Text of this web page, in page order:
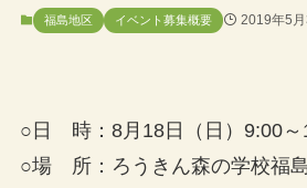
福島地区 イベント募集概要 2019年5月
○日 時：8月18日（日）9:00～
○場 所：ろうきん森の学校福